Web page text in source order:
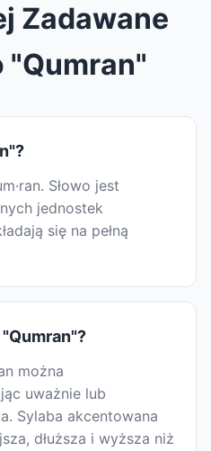
Zadawane
"Qumran"
Słowo jest
jednostek
się na pełną
można
uważnie lub
Sylaba akcentowana
dłuższa i wyższa niż